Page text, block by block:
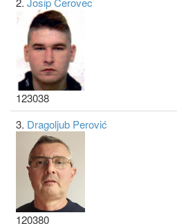
123038
3. Dragoljub Perović
120380